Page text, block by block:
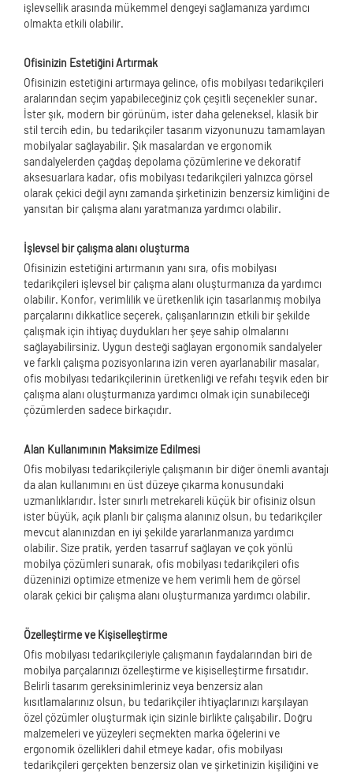
işlevsellik arasında mükemmel dengeyi sağlamanıza yardımcı
olmakta etkili olabilir.
Ofisinizin Estetiğini Artırmak
Ofisinizin estetiğini artırmaya gelince, ofis mobilyası tedarikçileri
aralarından seçim yapabileceğiniz çok çeşitli seçenekler sunar.
İster şık, modern bir görünüm, ister daha geleneksel, klasik bir
stil tercih edin, bu tedarikçiler tasarım vizyonunuzu tamamlayan
mobilyalar sağlayabilir. Şık masalardan ve ergonomik
sandalyelerden çağdaş depolama çözümlerine ve dekoratif
aksesuarlara kadar, ofis mobilyası tedarikçileri yalnızca görsel
olarak çekici değil aynı zamanda şirketinizin benzersiz kimliğini de
yansıtan bir çalışma alanı yaratmanıza yardımcı olabilir.
İşlevsel bir çalışma alanı oluşturma
Ofisinizin estetiğini artırmanın yanı sıra, ofis mobilyası
tedarikçileri işlevsel bir çalışma alanı oluşturmanıza da yardımcı
olabilir. Konfor, verimlilik ve üretkenlik için tasarlanmış mobilya
parçalarını dikkatlice seçerek, çalışanlarınızın etkili bir şekilde
çalışmak için ihtiyaç duydukları her şeye sahip olmalarını
sağlayabilirsiniz. Uygun desteği sağlayan ergonomik sandalyeler
ve farklı çalışma pozisyonlarına izin veren ayarlanabilir masalar,
ofis mobilyası tedarikçilerinin üretkenliği ve refahı teşvik eden bir
çalışma alanı oluşturmanıza yardımcı olmak için sunabileceği
çözümlerden sadece birkaçıdır.
Alan Kullanımının Maksimize Edilmesi
Ofis mobilyası tedarikçileriyle çalışmanın bir diğer önemli avantajı
da alan kullanımını en üst düzeye çıkarma konusundaki
uzmanlıklarıdır. İster sınırlı metrekareli küçük bir ofisiniz olsun
ister büyük, açık planlı bir çalışma alanınız olsun, bu tedarikçiler
mevcut alanınızdan en iyi şekilde yararlanmanıza yardımcı
olabilir. Size pratik, yerden tasarruf sağlayan ve çok yönlü
mobilya çözümleri sunarak, ofis mobilyası tedarikçileri ofis
düzeninizi optimize etmenize ve hem verimli hem de görsel
olarak çekici bir çalışma alanı oluşturmanıza yardımcı olabilir.
Özelleştirme ve Kişiselleştirme
Ofis mobilyası tedarikçileriyle çalışmanın faydalarından biri de
mobilya parçalarınızı özelleştirme ve kişiselleştirme fırsatıdır.
Belirli tasarım gereksinimleriniz veya benzersiz alan
kısıtlamalarınız olsun, bu tedarikçiler ihtiyaçlarınızı karşılayan
özel çözümler oluşturmak için sizinle birlikte çalışabilir. Doğru
malzemeleri ve yüzeyleri seçmekten marka öğelerini ve
ergonomik özellikleri dahil etmeye kadar, ofis mobilyası
tedarikçileri gerçekten benzersiz olan ve şirketinizin kişiliğini ve